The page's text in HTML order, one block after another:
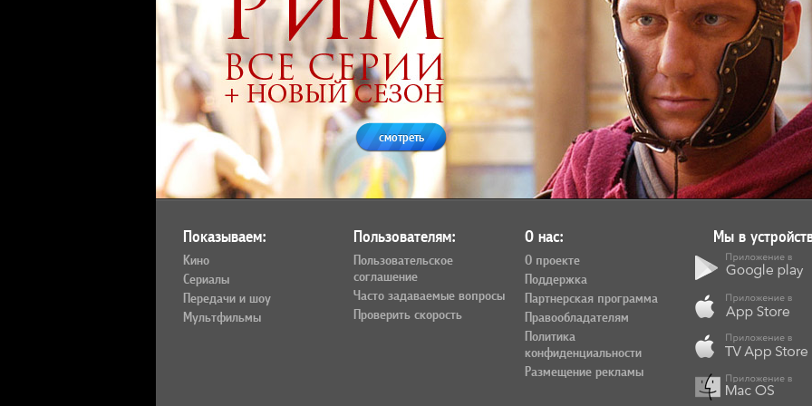
смотреть
Показываем:
Кино
Сериалы
Передачи и шоу
Мультфильмы
Пользователям:
Пользовательское
соглашение
Часто задаваемые вопросы
Проверить скорость
О нас:
О проекте
Поддержка
Партнерская программа
Правообладателям
Политика
конфиденциальности
Размещение рекламы
Мы в